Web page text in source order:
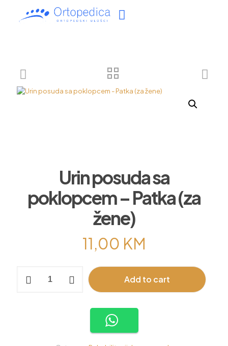
Urin posuda sa
poklopcem – Patka (za
žene)
11,00 KM
Add to cart